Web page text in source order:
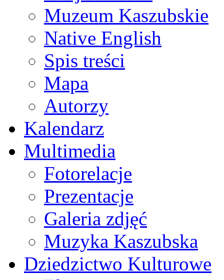
Muzeum Kaszubskie
Native English
Spis treści
Mapa
Autorzy
Kalendarz
Multimedia
Fotorelacje
Prezentacje
Galeria zdjęć
Muzyka Kaszubska
Dziedzictwo Kulturowe